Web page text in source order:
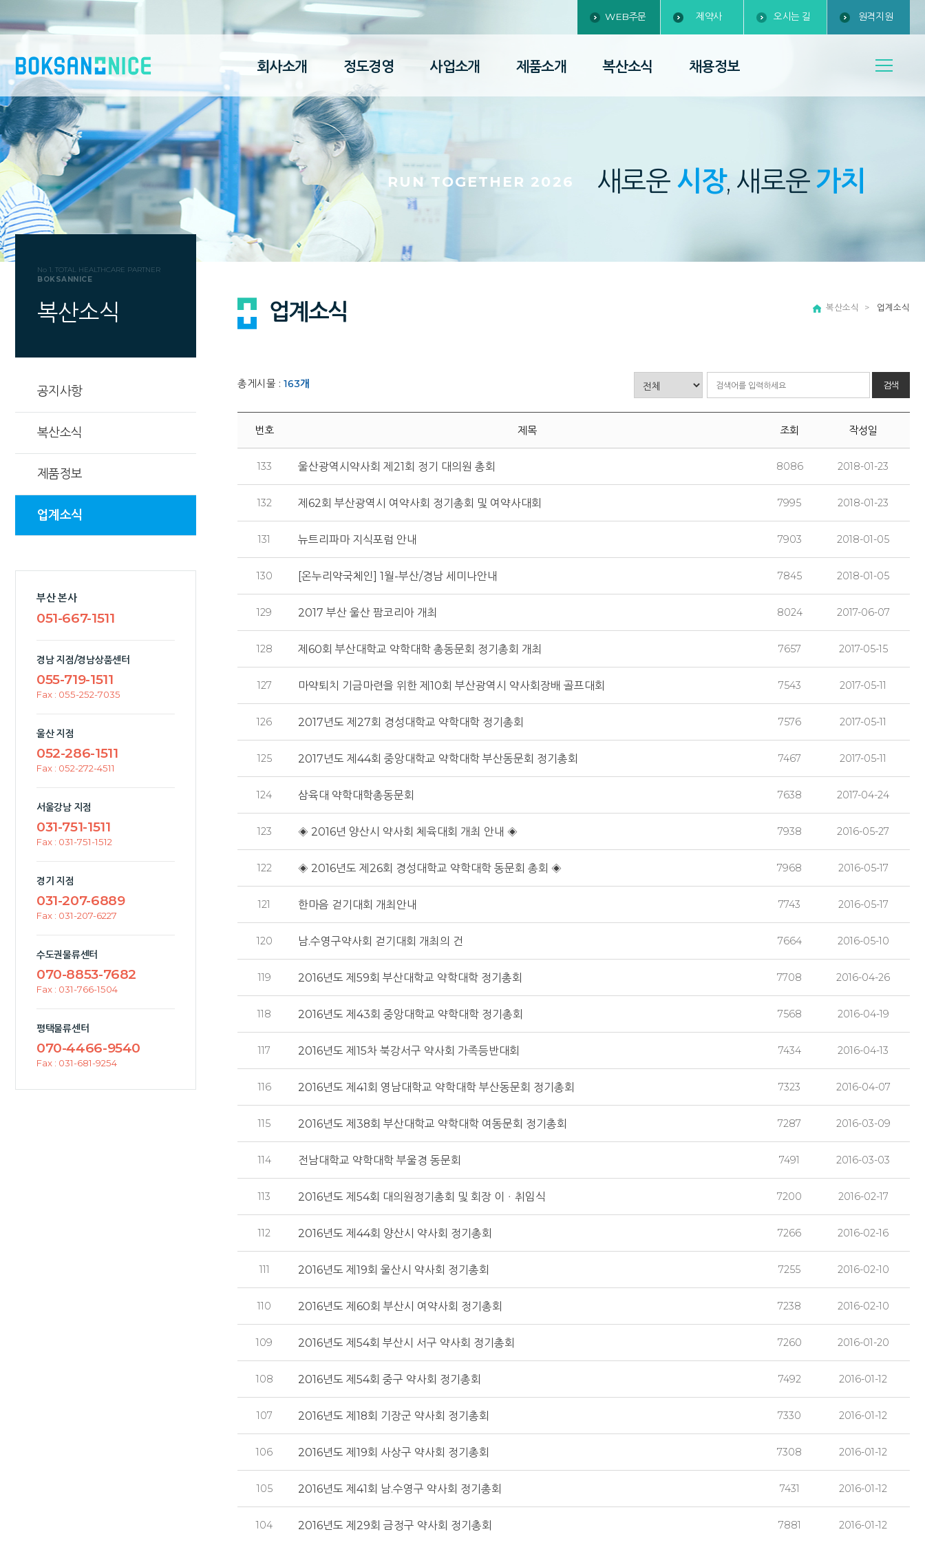
회사소개 정도경영 사업소개 제품소개 복산소식 채용정보
WEB주문 제약사 오시는 길 원격지원
RUN TOGETHER 2026 새로운 시장, 새로운가치
No 1. TOTAL HEALTHCARE PARTNER
BOKSANNICE
복산소식
공지사항
복산소식
제품정보
업계소식
부산 본사
051-667-1511
경남 지점/경남상품센터
055-719-1511
Fax : 055-252-7035
울산 지점
052-286-1511
Fax : 052-272-4511
서울강남 지점
031-751-1511
Fax : 031-751-1512
경기 지점
031-207-6889
Fax : 031-207-6227
수도권물류센터
070-8853-7682
Fax : 031-766-1504
평택물류센터
070-4466-9540
Fax : 031-681-9254
업계소식 복산소식 업계소식
총게시물 : 163개 검색
번호 제목 조회 작성일
133 울산광역시약사회 제21회 정기 대의원 총회 8086 2018-01-23
132 제62회 부산광역시 여약사회 정기총회 및 여약사대회 7995 2018-01-23
131 뉴트리파마 지식포럼 안내 7903 2018-01-05
130 [온누리약국체인] 1월-부산/경남 세미나안내 7845 2018-01-05
129 2017 부산 울산 팜코리아 개최 8024 2017-06-07
128 제60회 부산대학교 약학대학 총동문회 정기총회 개최 7657 2017-05-15
127 마약퇴치 기금마련을 위한 제10회 부산광역시 약사회장배 골프대회 7543 2017-05-11
126 2017년도 제27회 경성대학교 약학대학 정기총회 7576 2017-05-11
125 2017년도 제44회 중앙대학교 약학대학 부산동문회 정기총회 7467 2017-05-11
124 삼육대 약학대학총동문회 7638 2017-04-24
123 ◈ 2016년 양산시 약사회 체육대회 개최 안내 ◈ 7938 2016-05-27
122 ◈ 2016년도 제26회 경성대학교 약학대학 동문회 총회 ◈ 7968 2016-05-17
121 한마음 걷기대회 개최안내 7743 2016-05-17
120 남.수영구약사회 걷기대회 개최의 건 7664 2016-05-10
119 2016년도 제59회 부산대학교 약학대학 정기총회 7708 2016-04-26
118 2016년도 제43회 중앙대학교 약학대학 정기총회 7568 2016-04-19
117 2016년도 제15차 북강서구 약사회 가족등반대회 7434 2016-04-13
116 2016년도 제41회 영남대학교 약학대학 부산동문회 정기총회 7323 2016-04-07
115 2016년도 제38회 부산대학교 약학대학 여동문회 정기총회 7287 2016-03-09
114 전남대학교 약학대학 부울경 동문회 7491 2016-03-03
113 2016년도 제54회 대의원정기총회 및 회장 이ㆍ취임식 7200 2016-02-17
112 2016년도 제44회 양산시 약사회 정기총회 7266 2016-02-16
111 2016년도 제19회 울산시 약사회 정기총회 7255 2016-02-10
110 2016년도 제60회 부산시 여약사회 정기총회 7238 2016-02-10
109 2016년도 제54회 부산시 서구 약사회 정기총회 7260 2016-01-20
108 2016년도 제54회 중구 약사회 정기총회 7492 2016-01-12
107 2016년도 제18회 기장군 약사회 정기총회 7330 2016-01-12
106 2016년도 제19회 사상구 약사회 정기총회 7308 2016-01-12
105 2016년도 제41회 남.수영구 약사회 정기총회 7431 2016-01-12
104 2016년도 제29회 금정구 약사회 정기총회 7881 2016-01-12